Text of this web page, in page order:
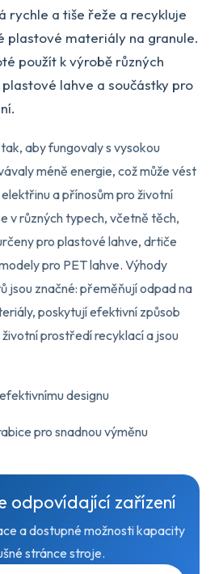
rychle a tiše řeže a recykluje
plastové materiály na granule.
použít k výrobě různých
lahve a součástky pro
aby fungovaly s vysokou
méně energie, což může vést
a přínosům pro životní
v různých typech, včetně těch,
pro plastové lahve, drtiče
pro PET lahve. Výhody
jsou značné: přeměňují odpad na
poskytují efektivní způsob
prostředí recyklací a jsou
designu
pro snadnou výměnu
odpovídající zařízení
a dostupné možnosti kapacity
stránce stroje.